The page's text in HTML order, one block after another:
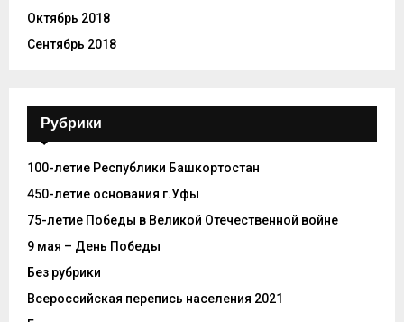
Октябрь 2018
Сентябрь 2018
Рубрики
100-летие Республики Башкортостан
450-летие основания г.Уфы
75-летие Победы в Великой Отечественной войне
9 мая – День Победы
Без рубрики
Всероссийская перепись населения 2021